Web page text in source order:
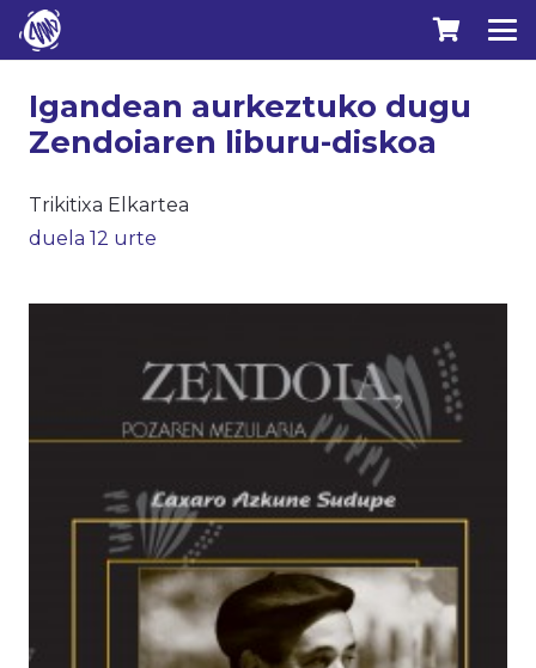
Igandean aurkeztuko dugu
Zendoiaren liburu-diskoa
Trikitixa Elkartea
duela 12 urte